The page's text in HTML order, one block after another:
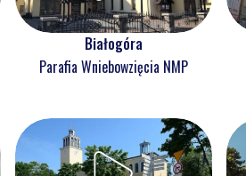
Białogóra
Parafia Wniebowzięcia NMP